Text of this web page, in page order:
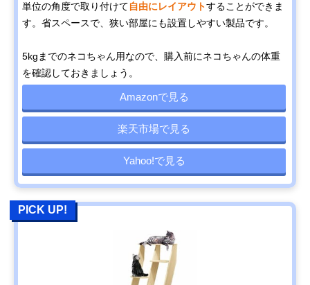
単位の角度で取り付けて自由にレイアウトすることができま
す。省スペースで、狭い部屋にも設置しやすい製品です。
5kgまでのネコちゃん用なので、購入前にネコちゃんの体重
を確認しておきましょう。
Amazonで見る
楽天市場で見る
Yahoo!で見る
PICK UP!